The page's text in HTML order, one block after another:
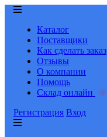
Каталог
Поставщики
Как сделать заказ
Отзывы
О компании
Помощь
Склад онлайн
Регистрация Вход